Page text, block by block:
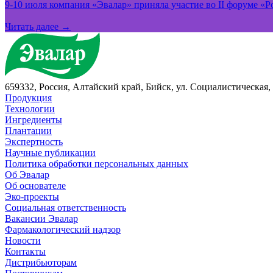
9-10 июля компания «Эвалар» приняла участие во II форуме
Читать далее →
659332, Россия, Алтайский край, Бийск, ул. Социалистическая,
Продукция
Технологии
Ингредиенты
Плантации
Экспертность
Научные публикации
Политика обработки персональных данных
Об Эвалар
Об основателе
Эко-проекты
Социальная ответственность
Вакансии Эвалар
Фармакологический надзор
Новости
Контакты
Дистрибьюторам